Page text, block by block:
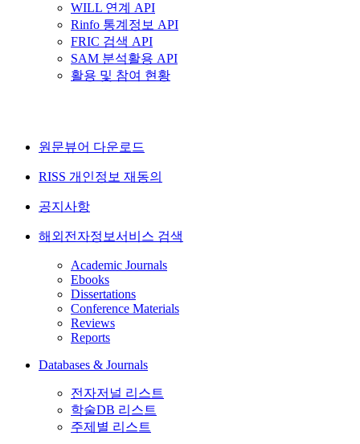
WILL 연계 API
Rinfo 통계정보 API
FRIC 검색 API
SAM 분석활용 API
활용 및 참여 현황
원문뷰어 다운로드
RISS 개인정보 재동의
공지사항
해외전자정보서비스 검색
Academic Journals
Ebooks
Dissertations
Conference Materials
Reviews
Reports
Databases & Journals
전자저널 리스트
학술DB 리스트
주제별 리스트